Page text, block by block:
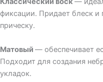
фиксации. Придает блеск и
прическу.
Матовый — обеспечивает
Подходит для создания
укладок.